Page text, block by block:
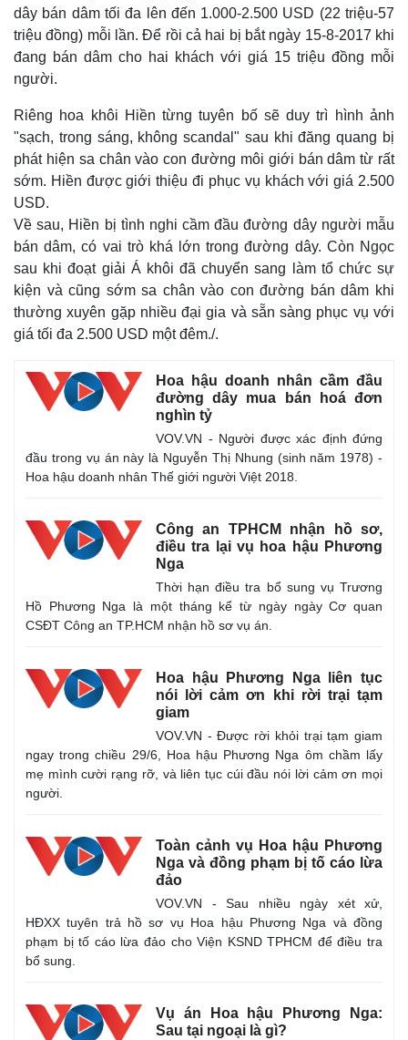
Bóng đá
Lịch thi đấu bóng đá
Ô tô
Xe máy
dây bán dâm tối đa lên đến 1.000-2.500 USD (22 triệu-57
triệu đồng) mỗi lần. Để rồi cả hai bị bắt ngày 15-8-2017 khi
đang bán dâm cho hai khách với giá 15 triệu đồng mỗi
người.
Riêng hoa khôi Hiền từng tuyên bố sẽ duy trì hình ảnh
"sạch, trong sáng, không scandal" sau khi đăng quang bị
phát hiện sa chân vào con đường môi giới bán dâm từ rất
sớm. Hiền được giới thiệu đi phục vụ khách với giá 2.500
USD.
Về sau, Hiền bị tình nghi cầm đầu đường dây người mẫu
bán dâm, có vai trò khá lớn trong đường dây. Còn Ngọc
sau khi đoạt giải Á khôi đã chuyển sang làm tổ chức sự
kiện và cũng sớm sa chân vào con đường bán dâm khi
thường xuyên gặp nhiều đại gia và sẵn sàng phục vụ với
giá tối đa 2.500 USD một đêm./.
Hoa hậu doanh nhân cầm đầu
đường dây mua bán hoá đơn
nghìn tỷ
VOV.VN - Người được xác định đứng
đầu trong vụ án này là Nguyễn Thị Nhung (sinh năm 1978) -
Hoa hậu doanh nhân Thế giới người Việt 2018.
Công an TPHCM nhận hồ sơ,
điều tra lại vụ hoa hậu Phương
Nga
Thời hạn điều tra bổ sung vụ Trương
Hồ Phương Nga là một tháng kể từ ngày ngày Cơ quan
CSĐT Công an TP.HCM nhận hồ sơ vụ án.
Hoa hậu Phương Nga liên tục
nói lời cảm ơn khi rời trại tạm
giam
VOV.VN - Được rời khỏi trại tạm giam
ngay trong chiều 29/6, Hoa hậu Phương Nga ôm chầm lấy
mẹ mình cười rạng rỡ, và liên tục cúi đầu nói lời cảm ơn mọi
người.
Toàn cảnh vụ Hoa hậu Phương
Nga và đồng phạm bị tố cáo lừa
đảo
VOV.VN - Sau nhiều ngày xét xử,
HĐXX tuyên trả hồ sơ vụ Hoa hậu Phương Nga và đồng
phạm bị tố cáo lừa đảo cho Viện KSND TPHCM để điều tra
bổ sung.
Vụ án Hoa hậu Phương Nga:
Sau tại ngoại là gì?